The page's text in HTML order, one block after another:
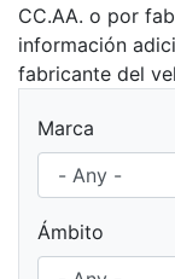
CC.AA. o por
información
fabricante del
Marca
Ámbito